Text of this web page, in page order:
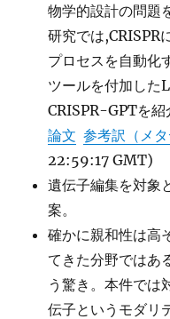
物学的設計の問題
研究では,CRISPR
プロセスを自動化
ツールを付加した
CRISPR-GPTを紹
論文 参考訳（メタ
22:59:17 GMT)
遺伝子編集を対象
案。
確かに親和性は高
てきた分野ではあ
う驚き。本件では
伝子というモダリ